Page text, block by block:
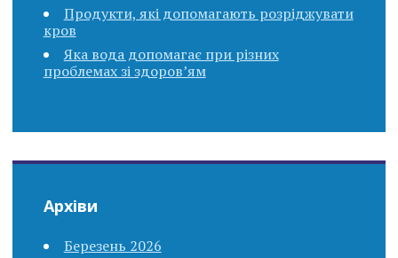
Продукти, які допомагають розріджувати
кров
Яка вода допомагає при різних
проблемах зі здоров’ям
Архіви
Березень 2026